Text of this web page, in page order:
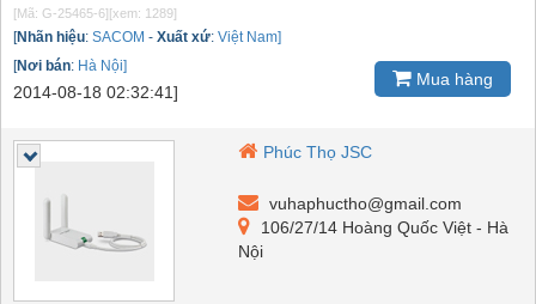
[Mã: G-25465-6] [xem: 1289]
[Nhãn hiệu: SACOM - Xuất xứ: Việt Nam]
[Nơi bán: Hà Nội]
2014-08-18 02:32:41]
Mua hàng
Phúc Thọ JSC
vuhaphuctho@gmail.com
106/27/14 Hoàng Quốc Việt - Hà
Nội